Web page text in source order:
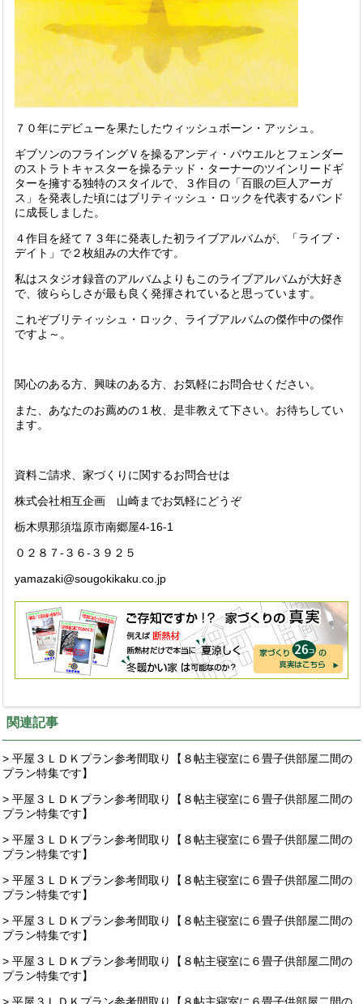
７０年にデビューを果たしたウィッシュボーン・アッシュ。
ギブソンのフライングＶを操るアンディ・パウエルとフェンダー
のストラトキャスターを操るテッド・ターナーのツインリードギ
ターを擁する独特のスタイルで、３作目の「百眼の巨人アーガ
ス」を発表した頃にはブリティッシュ・ロックを代表するバンド
に成長しました。
４作目を経て７３年に発表した初ライブアルバムが、「ライブ・
デイト」で２枚組みの大作です。
私はスタジオ録音のアルバムよりもこのライブアルバムが大好き
で、彼ららしさが最も良く発揮されていると思っています。
これぞブリティッシュ・ロック、ライブアルバムの傑作中の傑作
ですよ～。
関心のある方、興味のある方、お気軽にお問合せください。
また、あなたのお薦めの１枚、是非教えて下さい。お待ちしてい
ます。
資料ご請求、家づくりに関するお問合せは
株式会社相互企画 山崎までお気軽にどうぞ
栃木県那須塩原市南郷屋4-16-1
０２８７-３６-３９２５
yamazaki@sougokikaku.co.jp
関連記事
> 平屋３ＬＤＫプラン参考間取り【８帖主寝室に６畳子供部屋二間の
プラン特集です】
> 平屋３ＬＤＫプラン参考間取り【８帖主寝室に６畳子供部屋二間の
プラン特集です】
> 平屋３ＬＤＫプラン参考間取り【８帖主寝室に６畳子供部屋二間の
プラン特集です】
> 平屋３ＬＤＫプラン参考間取り【８帖主寝室に６畳子供部屋二間の
プラン特集です】
> 平屋３ＬＤＫプラン参考間取り【８帖主寝室に６畳子供部屋二間の
プラン特集です】
> 平屋３ＬＤＫプラン参考間取り【８帖主寝室に６畳子供部屋二間の
プラン特集です】